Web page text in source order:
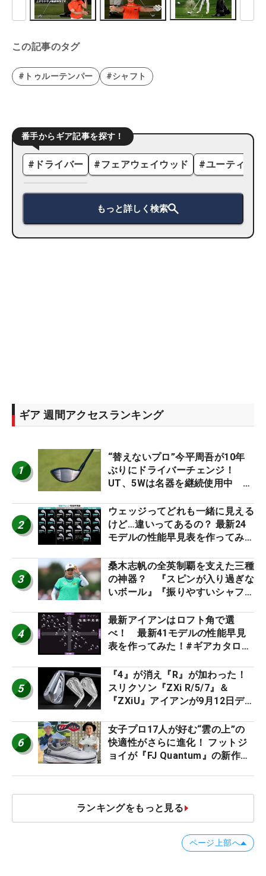
この記事のタグ
#トゥルーテンパー #シャフト
番手からギア記事を探す！
# ドライバー #フェアウェイウッド #ユーティリ
もっと詳しく検索
ギア 週間アクセスランキング
1
“替えないプロ”今平周吾が10年
ぶりにドライバーチェンジ！
UT、5Wは名器を継続使用中 #
2
ウェッジってどれも一緒に見える
けど…違いってあるの？ 最新24
モデルの性能早見表を作ってみ
3
桑木志帆の全英制覇を支えた三種
の神器？ 『スピンが入り過ぎな
いボール』『振りやすいシャフ
ー』 #女子プロセッティング
4
最新アイアンはロフト角で選
べ！ 最新41モデルの性能早見
表を作ってみた！#ギアカタログ
5
『4』が消え『R』が加わった！
スリクソン『ZXi R/5/7』＆
『ZXiU』アイアンが9月12日デ
6
女子プロ17人が好む“雲の上”の
快適性がさらに進化！ フットジ
ョイが『FJ Quantum』の新作を
ランキングをもっと見る
ページ上部へ